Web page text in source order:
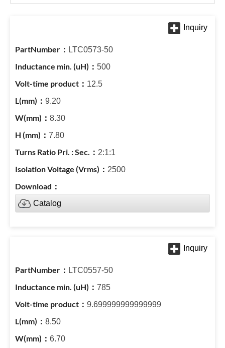
LTC0573-50
500
12.5
9.20
8.30
7.80
2:1:1
2500
Catalog
LTC0557-50
785
9.699999999999999
8.50
6.70